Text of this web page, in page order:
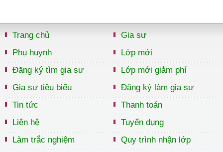
Trang chủ
Phụ huynh
Đăng ký tìm gia sư
Gia sư tiêu biểu
Tin tức
Liên hệ
Làm trắc nghiệm
Gia sư
Lớp mới
Lớp mới giảm phí
Đăng ký làm gia sư
Thanh toán
Tuyển dụng
Quy trình nhận lớp